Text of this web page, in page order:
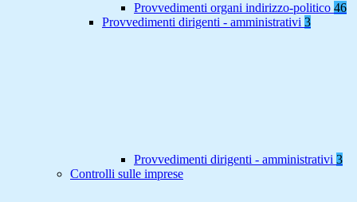
Provvedimenti organi indirizzo-politico 46
Provvedimenti dirigenti - amministrativi 3
Provvedimenti dirigenti - amministrativi 3
Controlli sulle imprese